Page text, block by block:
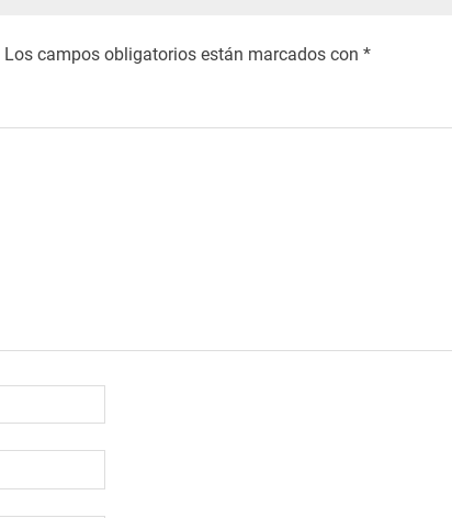
Los campos obligatorios están marcados con *